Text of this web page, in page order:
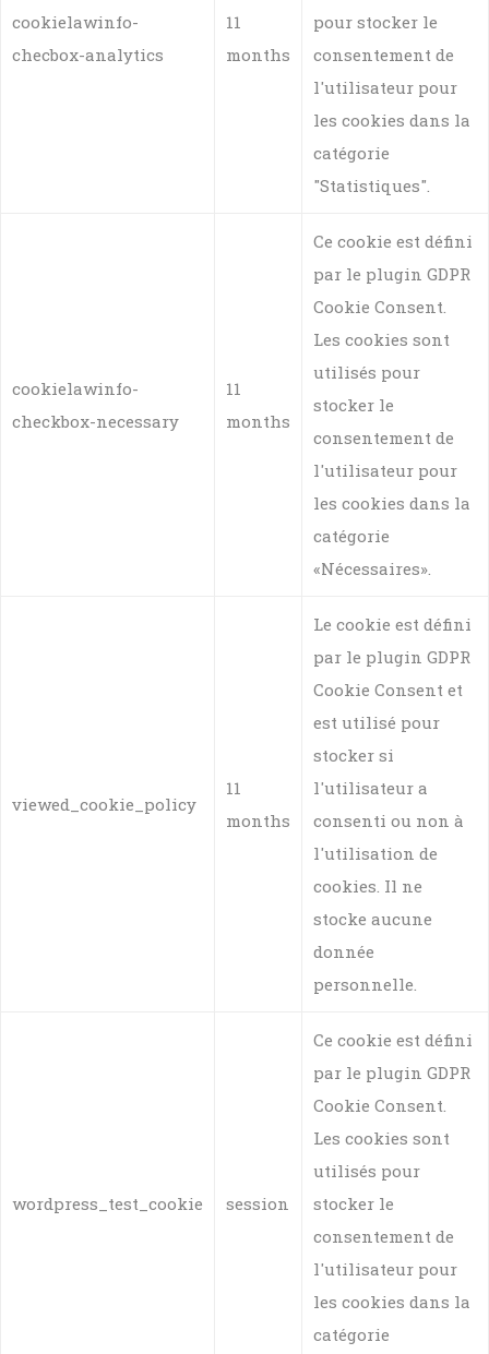
cookielawinfo-
checbox-analytics
11
months
pour stocker le
consentement de
l'utilisateur pour
les cookies dans la
catégorie
"Statistiques".
cookielawinfo-
checkbox-necessary
11
months
Ce cookie est défini
par le plugin GDPR
Cookie Consent.
Les cookies sont
utilisés pour
stocker le
consentement de
l'utilisateur pour
les cookies dans la
catégorie
«Nécessaires».
viewed_cookie_policy
11
months
Le cookie est défini
par le plugin GDPR
Cookie Consent et
est utilisé pour
stocker si
l'utilisateur a
consenti ou non à
l'utilisation de
cookies. Il ne
stocke aucune
donnée
personnelle.
wordpress_test_cookie session
Ce cookie est défini
par le plugin GDPR
Cookie Consent.
Les cookies sont
utilisés pour
stocker le
consentement de
l'utilisateur pour
les cookies dans la
catégorie